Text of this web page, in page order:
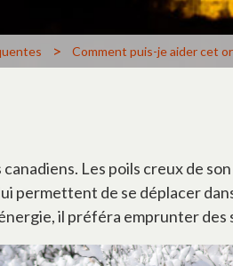
> Comment puis-je aider cet
Les poils creux de
permettent de se déplacer
il préféra emprunter